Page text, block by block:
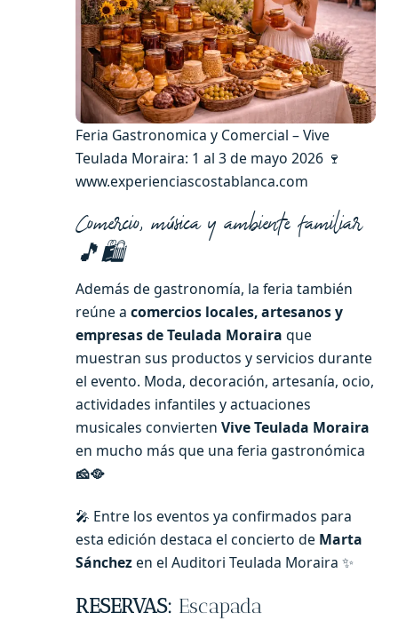
Feria Gastronomica y Comercial – Vive
Teulada Moraira: 1 al 3 de mayo 2026 🍷
www.experienciascostablanca.com
Comercio, música y ambiente familiar
🎵🛍️
Además de gastronomía, la feria también
reúne a comercios locales, artesanos y
empresas de Teulada Moraira que
muestran sus productos y servicios durante
el evento. Moda, decoración, artesanía, ocio,
actividades infantiles y actuaciones
musicales convierten Vive Teulada Moraira
en mucho más que una feria gastronómica
🧀🥘
🎤 Entre los eventos ya confirmados para
esta edición destaca el concierto de Marta
Sánchezen el Auditori Teulada Moraira ✨
RESERVAS: Escapada